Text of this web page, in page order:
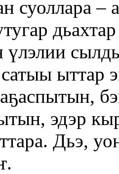
суоллара –
үлэлии
ыттар
эдэр
Дьэ,